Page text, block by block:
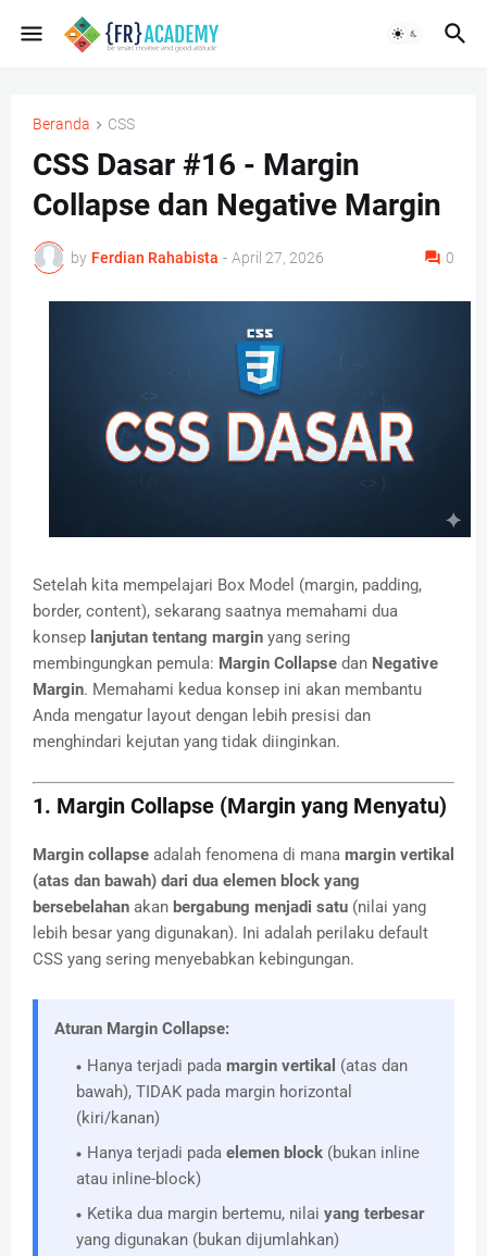
Beranda CSS
CSS Dasar #16 - Margin
Collapse dan Negative Margin
by Ferdian Rahabista - April 27, 2026 0
Setelah kita mempelajari Box Model (margin, padding,
border, content), sekarang saatnya memahami dua
konsep lanjutan tentang margin yang sering
membingungkan pemula: Margin Collapse dan Negative
Margin. Memahami kedua konsep ini akan membantu
Anda mengatur layout dengan lebih presisi dan
menghindari kejutan yang tidak diinginkan.
1. Margin Collapse (Margin yang Menyatu)
Margin collapse adalah fenomena di mana margin vertikal
(atas dan bawah) dari dua elemen block yang
bersebelahan akan bergabung menjadi satu (nilai yang
lebih besar yang digunakan). Ini adalah perilaku default
CSS yang sering menyebabkan kebingungan.
Aturan Margin Collapse:
Hanya terjadi pada margin vertikal (atas dan
bawah), TIDAK pada margin horizontal
(kiri/kanan)
Hanya terjadi pada elemen block (bukan inline
atau inline-block)
Ketika dua margin bertemu, nilai yang terbesar
yang digunakan (bukan dijumlahkan)